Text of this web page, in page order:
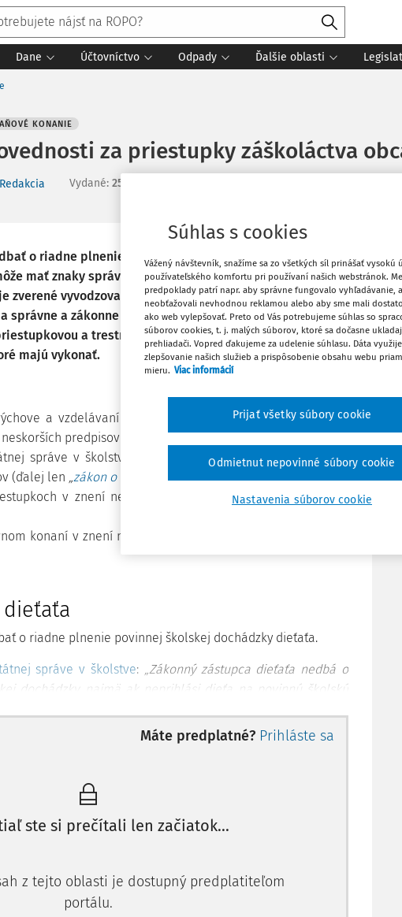
Dane Účtovníctvo Odpady Ďalšie oblasti
KONANIE
za priestupky záškoláctva
Redakcia Vydané: 25. 11. 2024
o riadne plnenie povinnej školskej dochádzky dieťaťa.
mať znaky správneho deliktu (priestupku) alebo
zverené vyvodzovanie zodpovednosti za priestupky
správne a zákonne postupovať. Článok zrozumiteľne
a trestnoprávnou zodpovednosťou a
majú vykonať.
a vzdelávaní (
) a o zmene a doplnení
predpisov (ďalej len„školský zákon“),
správe v školstve a školskej samospráve a o zmene a
(ďalej len „zákon o štátnej správe v školstve“)
v znení neskorších predpisov (ďalej len„zákon o
konaní v znení neskorších predpisov (ďalej len
dieťaťa
o riadne plnenie povinnej školskej dochádzky dieťaťa.
správe v školstve: „Zákonný zástupca dieťaťa nedbá o
dochádzky, najmä ak neprihlási dieťa na povinnú školskú
).
Máte predplatné? Prihláste sa
ste si prečítali len začiatok...
z tejto oblasti je dostupný predplatiteľom
portálu.
Súhlas s cookies
Vážený návštevník, snažíme sa zo všetkých síl prinášať vysokú
používateľského komfortu pri používaní našich webstránok.
predpoklady patrí napr. aby správne fungovalo vyhľadávanie,
neobťažovali nevhodnou reklamou alebo aby sme mali
ako web vylepšovať. Preto od Vás potrebujeme súhlas so
súborov cookies, t. j. malých súborov, ktoré sa dočasne
prehliadači. Vopred ďakujeme za udelenie súhlasu. Dáta
zlepšovanie našich služieb a prispôsobenie obsahu webu
mieru. Viac informácií
Nastavenia súborov cookie
Odmietnut nepovinné súbory cookie
Prijať všetky súbory cookie